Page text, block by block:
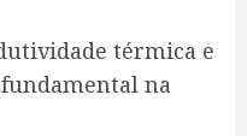
térmica e
na